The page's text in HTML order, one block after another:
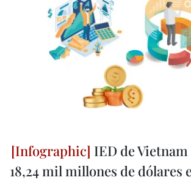
IED de Vietnam
18,24 mil millones de dólares